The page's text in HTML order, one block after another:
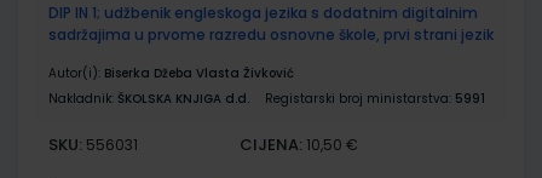
DIP IN 1; udžbenik engleskoga jezika s dodatnim digitalnim
sadržajima u prvome razredu osnovne škole, prvi strani jezik
Autor(i): Biserka Džeba Vlasta Živković
Nakladnik: ŠKOLSKA KNJIGA d.d. Registarski broj ministarstva: 5991
SKU: 556031 CIJENA: 10,50 €